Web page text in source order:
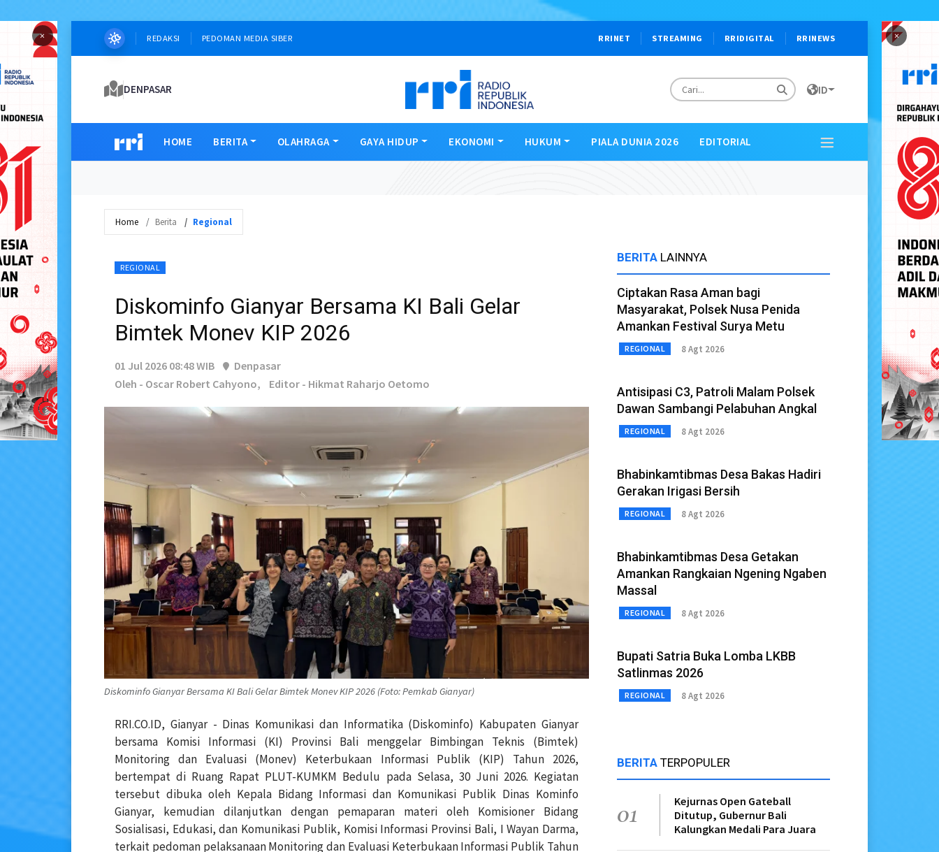
× ×
REDAKSI PEDOMAN MEDIA SIBER RRINET STREAMING RRIDIGITAL RRINEWS
DENPASAR ID
HOME BERITA OLAHRAGA GAYA HIDUP EKONOMI HUKUM PIALA DUNIA 2026 EDITORIAL
Home Berita Regional
REGIONAL
Diskominfo Gianyar Bersama KI Bali Gelar
Bimtek Monev KIP 2026
01 Jul 2026 08:48 WIB
Denpasar
Oleh - Oscar Robert Cahyono,
Editor - Hikmat Raharjo Oetomo
Diskominfo Gianyar Bersama KI Bali Gelar Bimtek Monev KIP 2026 (Foto: Pemkab Gianyar)
RRI.CO.ID, Gianyar - Dinas Komunikasi dan Informatika (Diskominfo) Kabupaten Gianyar
bersama Komisi Informasi (KI) Provinsi Bali menggelar Bimbingan Teknis (Bimtek)
Monitoring dan Evaluasi (Monev) Keterbukaan Informasi Publik (KIP) Tahun 2026,
bertempat di Ruang Rapat PLUT-KUMKM Bedulu pada Selasa, 30 Juni 2026. Kegiatan
tersebut dibuka oleh Kepala Bidang Informasi dan Komunikasi Publik Dinas Kominfo
Gianyar, kemudian dilanjutkan dengan pemaparan materi oleh Komisioner Bidang
Sosialisasi, Edukasi, dan Komunikasi Publik, Komisi Informasi Provinsi Bali, I Wayan Darma,
terkait pedoman pelaksanaan Monitoring dan Evaluasi Keterbukaan Informasi Publik Tahun
BERITA LAINNYA
Ciptakan Rasa Aman bagi
Masyarakat, Polsek Nusa Penida
Amankan Festival Surya Metu
REGIONAL 8 Agt 2026
Antisipasi C3, Patroli Malam Polsek
Dawan Sambangi Pelabuhan Angkal
REGIONAL 8 Agt 2026
Bhabinkamtibmas Desa Bakas Hadiri
Gerakan Irigasi Bersih
REGIONAL 8 Agt 2026
Bhabinkamtibmas Desa Getakan
Amankan Rangkaian Ngening Ngaben
Massal
REGIONAL 8 Agt 2026
Bupati Satria Buka Lomba LKBB
Satlinmas 2026
REGIONAL 8 Agt 2026
BERITA TERPOPULER
01
Kejurnas Open Gateball
Ditutup, Gubernur Bali
Kalungkan Medali Para Juara